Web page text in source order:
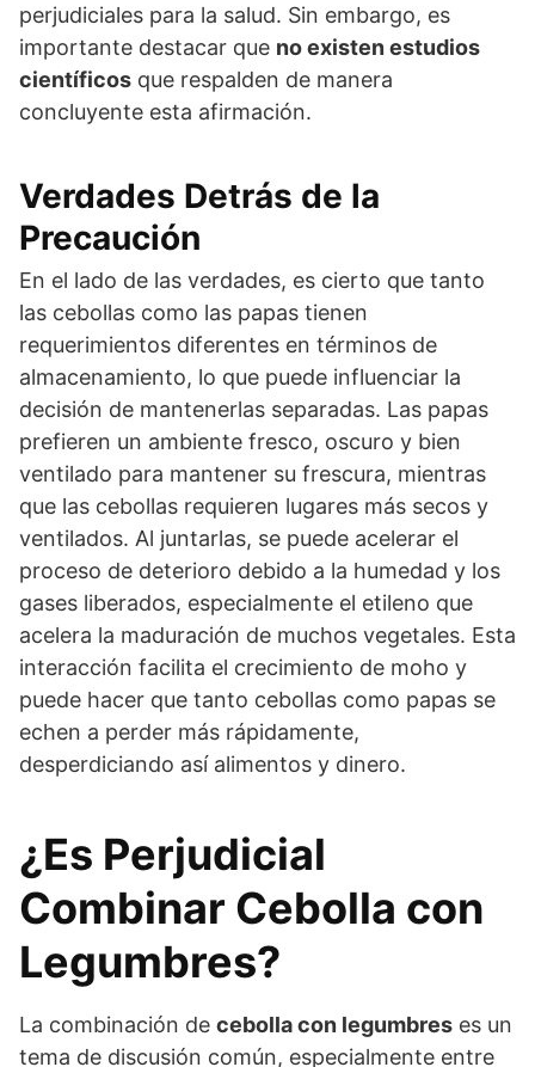
perjudiciales para la salud. Sin embargo, es
importante destacar que no existen estudios
científicos que respalden de manera
concluyente esta afirmación.
Verdades Detrás de la
Precaución
En el lado de las verdades, es cierto que tanto
las cebollas como las papas tienen
requerimientos diferentes en términos de
almacenamiento, lo que puede influenciar la
decisión de mantenerlas separadas. Las papas
prefieren un ambiente fresco, oscuro y bien
ventilado para mantener su frescura, mientras
que las cebollas requieren lugares más secos y
ventilados. Al juntarlas, se puede acelerar el
proceso de deterioro debido a la humedad y los
gases liberados, especialmente el etileno que
acelera la maduración de muchos vegetales. Esta
interacción facilita el crecimiento de moho y
puede hacer que tanto cebollas como papas se
echen a perder más rápidamente,
desperdiciando así alimentos y dinero.
¿Es Perjudicial
Combinar Cebolla con
Legumbres?
La combinación de cebolla con legumbres es un
tema de discusión común, especialmente entre